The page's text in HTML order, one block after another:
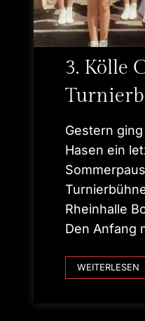
3. Kölle
Gestern
Hasen ein
Rheinhalle
Den Anfang
WEITERLESEN
.